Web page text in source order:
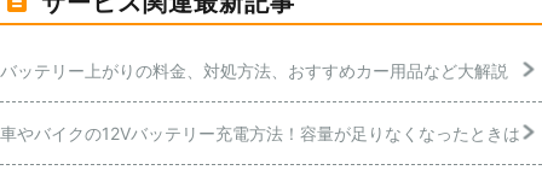
バッテリー上がりの料金、対処方法、おすすめカー用品など大解説
車やバイクの12Vバッテリー充電方法！容量が足りなくなったときは